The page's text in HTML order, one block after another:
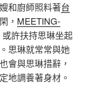
和廚師照料著台
， MEETING-
許扶持思琳坐起
思琳就常常與她
會與思琳措辭，
地調養著身材。